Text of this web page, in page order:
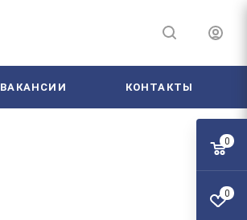
ВАКАНСИИ КОНТАКТЫ
0
0